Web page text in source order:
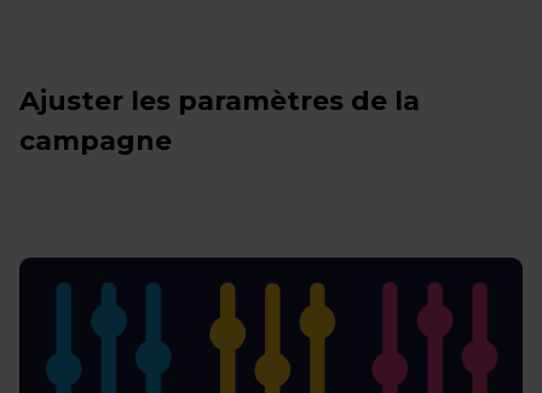
Ajuster les paramètres de la
campagne